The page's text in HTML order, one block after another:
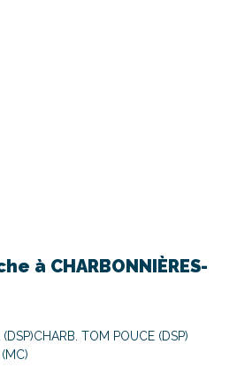
à CHARBONNIÈRES-
CHARB. TOM POUCE (DSP)